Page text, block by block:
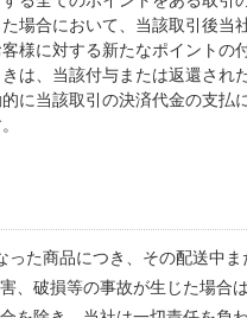
場合において、当該取引後当
様に対する新たなポイントの
は、当該付与または返還され
に当該取引の決済代金の支払
った商品につき、その配送中
、破損等の事故が生じた場合